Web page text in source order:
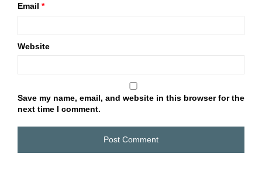
Email *
Website
Save my name, email, and website in this browser for the
next time I comment.